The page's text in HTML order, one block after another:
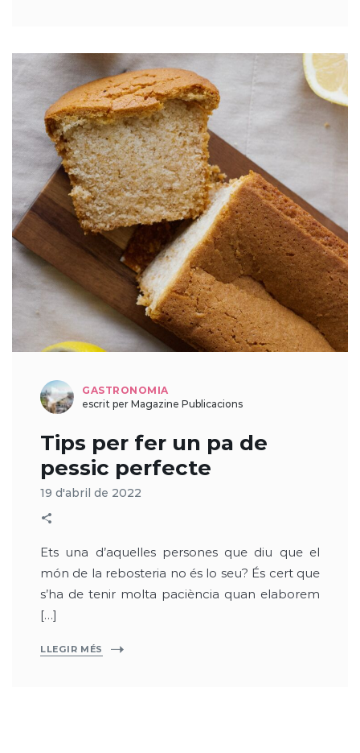
GASTRONOMIA
escrit per Magazine Publicacions
Tips per fer un pa de
pessic perfecte
19 d'abril de 2022
Ets una d’aquelles persones que diu que el
món de la rebosteria no és lo seu? És cert que
s’ha de tenir molta paciència quan elaborem
[…]
LLEGIR MÉS